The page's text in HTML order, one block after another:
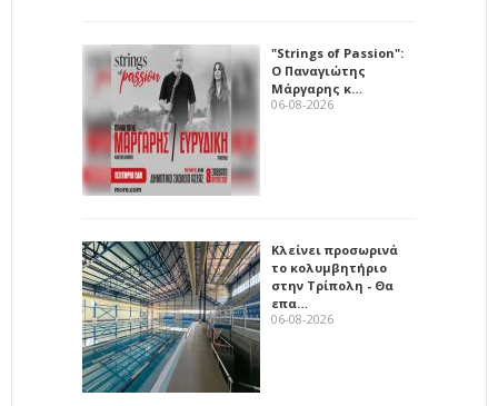
"Strings of Passion":
Ο Παναγιώτης
Μάργαρης κ…
06-08-2026
Κλείνει προσωρινά
το κολυμβητήριο
στην Τρίπολη - Θα
επα…
06-08-2026